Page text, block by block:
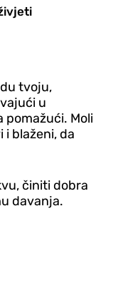
tvoju,
u
pomažući. Moli
i blaženi, da
činiti dobra
davanja.